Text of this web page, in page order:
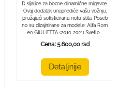
D sijalice za bocne dinamične migavce.
Ovaj dodatak unaprediće vašu vožnju,
pružajući sofisticiranu notu stila. Poseb
no su dizajnirane za modele: Alfa Rom
eo GIULIETTA (2010-2021) Svetlo...
Cena: 5.600,00 rsd
Detaljnije